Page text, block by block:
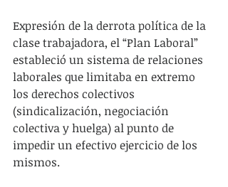
Expresión de la derrota política de la
clase trabajadora, el “Plan Laboral”
estableció un sistema de relaciones
laborales que limitaba en extremo
los derechos colectivos
(sindicalización, negociación
colectiva y huelga) al punto de
impedir un efectivo ejercicio de los
mismos.